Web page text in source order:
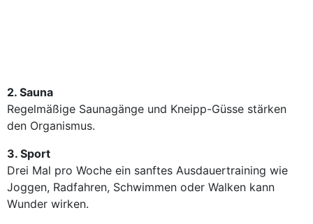
2. Sauna
Regelmäßige Saunagänge und Kneipp-Güsse stärken
den Organismus.
3. Sport
Drei Mal pro Woche ein sanftes Ausdauertraining wie
Joggen, Radfahren, Schwimmen oder Walken kann
Wunder wirken.